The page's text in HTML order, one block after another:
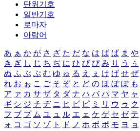
단위기호
일반기호
로마자
아랍어
あ ぁ か が さ ざ た だ な は ば ぱ ま や
き ぎ し じ ち ぢ に ひ び ぴ み り う ぅ
ぬ ふ ぶ ぷ む ゆ ゅ る え ぇ け げ せ ぜ
れ お ぉ こ ご そ ぞ と ど の ほ ぼ ぽ も
ア ァ カ サ ザ タ ダ ナ ハ バ パ マ ヤ ャ
ギ シ ジ チ ヂ ニ ヒ ビ ピ ミ リ ウ ゥ ク
フ ブ プ ム ユ ュ ル エ ェ ケ ゲ セ ゼ テ
ォ コ ゴ ソ ゾ ト ド ノ ホ ボ ポ モ ヨ ョ